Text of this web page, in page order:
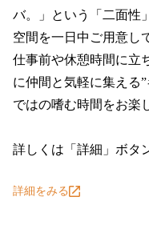
バ。」という「二面性
空間を一日中ご用意し
仕事前や休憩時間に立
に仲間と気軽に集える
ではの嗜む時間をお楽
詳しくは「詳細」ボタ
詳細をみる